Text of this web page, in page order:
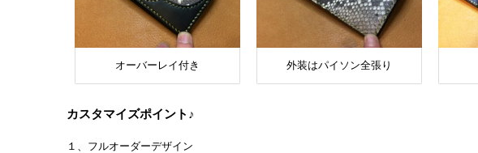
オーバーレイ付き 外装はパイソン全張り
カスタマイズポイント♪
１、フルオーダーデザイン